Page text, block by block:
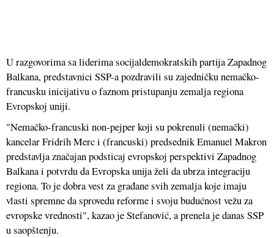
U razgovorima sa liderima socijaldemokratskih partija Zapadnog
Balkana, predstavnici SSP-a pozdravili su zajedničku nemačko-
francusku inicijativu o faznom pristupanju zemalja regiona
Evropskoj uniji.
"Nemačko-francuski non-pejper koji su pokrenuli (nemački)
kancelar Fridrih Merc i (francuski) predsednik Emanuel Makron
predstavlja značajan podsticaj evropskoj perspektivi Zapadnog
Balkana i potvrdu da Evropska unija želi da ubrza integraciju
regiona. To je dobra vest za građane svih zemalja koje imaju
vlasti spremne da sprovedu reforme i svoju budućnost vežu za
evropske vrednosti", kazao je Stefanović, a prenela je danas SSP
u saopštenju.